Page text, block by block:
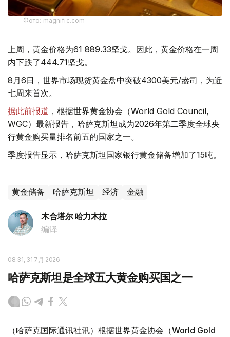
Фото: magnific.com
上周，黄金价格为61 889.33坚戈。因此，黄金价格在一周
内下跌了444.71坚戈。
8月6日，世界市场现货黄金盘中突破4300美元/盎司，为近
七周来首次。
据此前报道 ，根据世界黄金协会（World Gold Council,
WGC）最新报告，哈萨克斯坦成为2026年第二季度全球央
行黄金购买量排名前五的国家之一。
季度报告显示，哈萨克斯坦国家银行黄金储备增加了15吨。
黄金储备 哈萨克斯坦 经济 金融
木合塔尔 哈力木拉
编译
08:31, 31 7月 2026
哈萨克斯坦是全球五大黄金购买国之一
（哈萨克国际通讯社讯）根据世界黄金协会（World Gold